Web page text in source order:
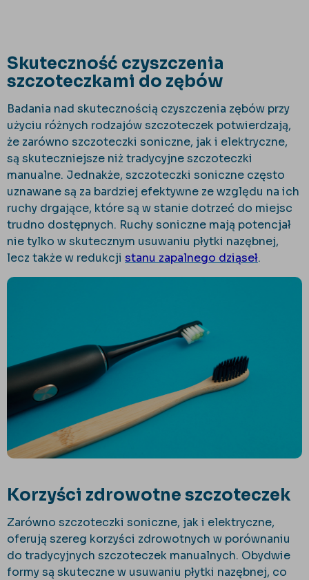
Skuteczność czyszczenia
szczoteczkami do zębów
Badania nad skutecznością czyszczenia zębów przy
użyciu różnych rodzajów szczoteczek potwierdzają,
że zarówno szczoteczki soniczne, jak i elektryczne,
są skuteczniejsze niż tradycyjne szczoteczki
manualne. Jednakże, szczoteczki soniczne często
uznawane są za bardziej efektywne ze względu na ich
ruchy drgające, które są w stanie dotrzeć do miejsc
trudno dostępnych. Ruchy soniczne mają potencjał
nie tylko w skutecznym usuwaniu płytki nazębnej,
lecz także w redukcji stanu zapalnego dziąseł.
Korzyści zdrowotne szczoteczek
Zarówno szczoteczki soniczne, jak i elektryczne,
oferują szereg korzyści zdrowotnych w porównaniu
do tradycyjnych szczoteczek manualnych. Obydwie
formy są skuteczne w usuwaniu płytki nazębnej, co